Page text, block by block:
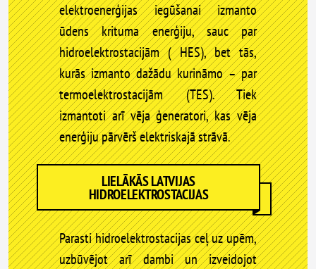
elektroenerģijas iegūšanai izmanto
ūdens krituma enerģiju, sauc par
hidroelektrostacijām ( HES), bet tās,
kurās izmanto dažādu kurināmo – par
termoelektrostacijām (TES). Tiek
izmantoti arī vēja ģeneratori, kas vēja
enerģiju pārvērš elektriskajā strāvā.
LIELĀKĀS LATVIJAS
HIDROELEKTROSTACIJAS
Parasti hidroelektrostacijas ceļ uz upēm,
uzbūvējot arī dambi un izveidojot